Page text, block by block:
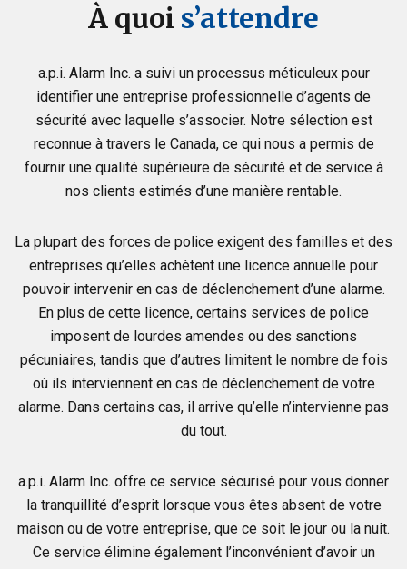
À quoi s’attendre
a.p.i. Alarm Inc. a suivi un processus méticuleux pour
identifier une entreprise professionnelle d’agents de
sécurité avec laquelle s’associer. Notre sélection est
reconnue à travers le Canada, ce qui nous a permis de
fournir une qualité supérieure de sécurité et de service à
nos clients estimés d’une manière rentable.
La plupart des forces de police exigent des familles et des
entreprises qu’elles achètent une licence annuelle pour
pouvoir intervenir en cas de déclenchement d’une alarme.
En plus de cette licence, certains services de police
imposent de lourdes amendes ou des sanctions
pécuniaires, tandis que d’autres limitent le nombre de fois
où ils interviennent en cas de déclenchement de votre
alarme. Dans certains cas, il arrive qu’elle n’intervienne pas
du tout.
a.p.i. Alarm Inc. offre ce service sécurisé pour vous donner
la tranquillité d’esprit lorsque vous êtes absent de votre
maison ou de votre entreprise, que ce soit le jour ou la nuit.
Ce service élimine également l’inconvénient d’avoir un